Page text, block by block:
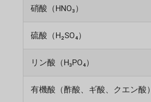
硝酸（HNO₃）
硫酸（H₂SO₄）
リン酸（H₃PO₄）
有機酸（酢酸、ギ酸、クエン酸）